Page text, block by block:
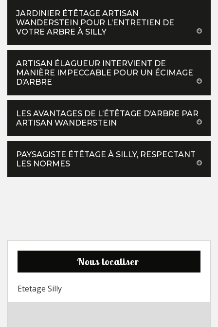
JARDINIER ÉTÊTAGE ARTISAN
WANDERSTEIN POUR L’ENTRETIEN DE
VOTRE ARBRE À SILLY
ARTISAN ÉLAGUEUR INTERVIENT DE
MANIÈRE IMPECCABLE POUR UN ÉCIMAGE
D’ARBRE
LES AVANTAGES DE L’ÉTÊTAGE D’ARBRE PAR
ARTISAN WANDERSTEIN
PAYSAGISTE ÉTÊTAGE À SILLY, RESPECTANT
LES NORMES
Nous localiser
Etetage Silly